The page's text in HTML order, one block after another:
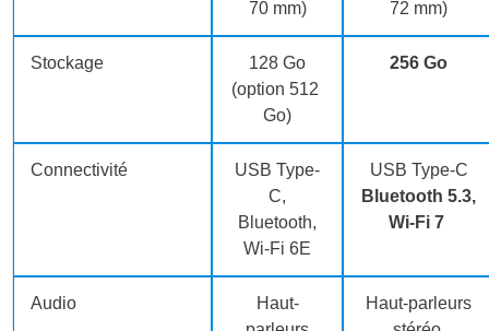
70 mm)
72 mm)
Stockage
128 Go
(option 512
Go)
256 Go
Connectivité
USB Type-
C,
Bluetooth,
Wi-Fi 6E
USB Type-C
Bluetooth 5.3,
Wi-Fi 7
Audio
Haut-
Haut-parleurs